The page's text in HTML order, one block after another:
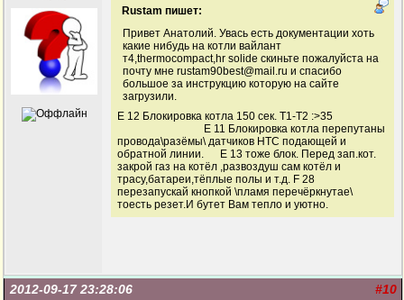
Rustam пишет:
Привет Анатолий. Увась есть документации хоть
какие нибудь на котли вайлант
т4,thermocompact,hr solide скиньте пожалуйста на
почту мне rustam90best@mail.ru и спасибо
большое за инструкцию которую на сайте
загрузили.
Е 12 Блокировка котла 150 сек. Т1-Т2 :>35
Е 11 Блокировка котла перепутаны
провода\разёмы\ датчиков НТС подающей и
обратной линии. Е 13 тоже блок. Перед зап.кот.
закрой газ на котёл ,развоздуш сам котёл и
трасу,батареи,тёплые полы и т.д. F 28
перезапускай кнопкой \пламя перечёркнутае\
тоесть резет.И бутет Вам тепло и уютно.
#10
2012-09-17 23:28:06